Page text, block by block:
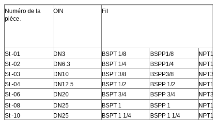
Numéro de la
pièce.
OIN Fil
St -01 DN3 BSPT 1/8 BSPP1/8
NPT1/
St -02
DN6.3 BSPT 1/4 BSPP1/4
NPT1/
St -03
DN10 BSPT 3/8 BSPP3/8
NPT3/
St -04
DN12.5 BSPT 1/2 BSPP 1/2
NPT1/
St -06
DN20 BSPT 3/4 BSPP 3/4
NPT3/
St -08
DN25 BSPT 1 BSPP 1
NPT1
St -10
DN25 BSPT 1 1/4 BSPP 1 1/4
NPT1